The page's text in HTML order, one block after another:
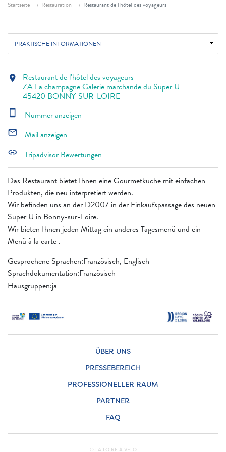
Startseite Restauration Restaurant de l’hôtel des voyageurs
PRAKTISCHE INFORMATIONEN
Das Restaurant bietet Ihnen eine Gourmetküche mit einfachen
Produkten, die neu interpretiert werden.
Wir befinden uns an der D2007 in der Einkaufspassage des neuen
Super U in Bonny-sur-Loire.
Wir bieten Ihnen jeden Mittag ein anderes Tagesmenü und ein
Menü à la carte .
Gesprochene Sprachen:Französisch, Englisch
Sprachdokumentation:Französisch
Hausgruppen:ja
location_on Restaurant de l’hôtel des voyageurs
ZA La champagne Galerie marchande du Super U
45420 BONNY-SUR-LOIRE
smartphone Nummer anzeigen
mail_outline Mail anzeigen
link Tripadvisor Bewertungen
ÜBER UNS
PRESSEBEREICH
PROFESSIONELLER RAUM
PARTNER
FAQ
© LA LOIRE À VÉLO